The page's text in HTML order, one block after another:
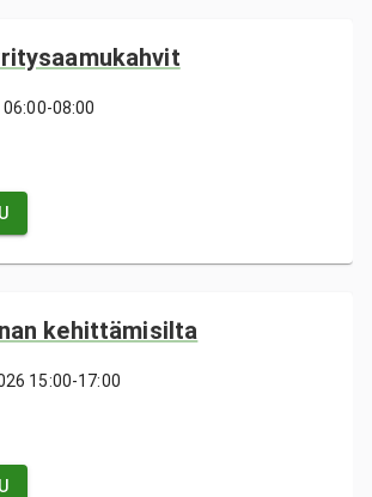
08:00
kehittämisilta
15:00-17:00